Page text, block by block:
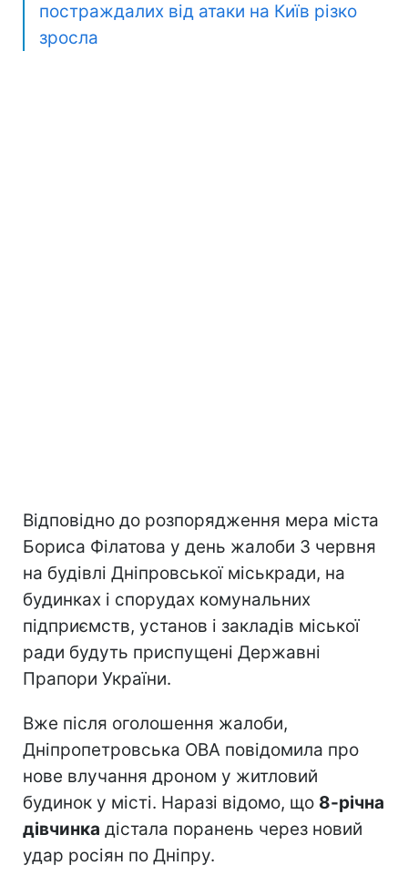
постраждалих від атаки на Київ різко
зросла
Відповідно до розпорядження мера міста
Бориса Філатова у день жалоби 3 червня
на будівлі Дніпровської міськради, на
будинках і спорудах комунальних
підприємств, установ і закладів міської
ради будуть приспущені Державні
Прапори України.
Вже після оголошення жалоби,
Дніпропетровська ОВА повідомила про
нове влучання дроном у житловий
будинок у місті. Наразі відомо, що 8-річна
дівчинка дістала поранень через новий
удар росіян по Дніпру.